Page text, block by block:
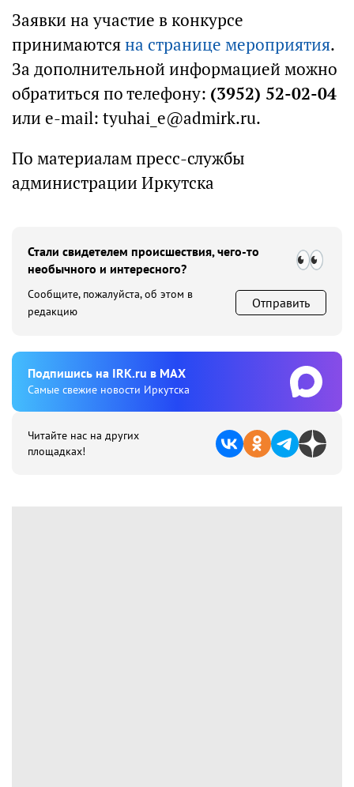
Заявки на участие в конкурсе
принимаютсяна странице мероприятия.
За дополнительной информацией можно
обратиться по телефону: (3952) 52-02-04
или e-mail: tyuhai_e@admirk.ru.
По материалам пресс-службы
администрации Иркутска
Стали свидетелем происшествия, чего-то
необычного и интересного?
Сообщите, пожалуйста, об этом в
редакцию
Отправить
Подпишиcь на IRK.ru в MAX
Cамые свежие новости Иркутска
Читайте нас на других
площадках!